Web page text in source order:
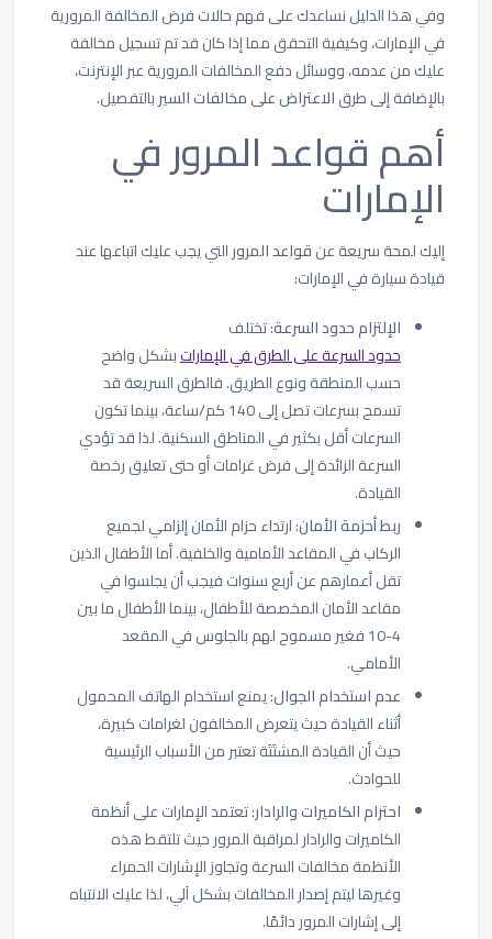
وفي هذا الدليل نساعدك على فهم حالات فرض المخالفة المرورية
في الإمارات، وكيفية التحقق مما إذا كان قد تم تسجيل مخالفة
عليك من عدمه، ووسائل دفع المخالفات المرورية عبر الإنترنت،
بالإضافة إلى طرقالاعتراض على مخالفات السيربالتفصيل.
أهم قواعد المرور في
الإمارات
إليك لمحة سريعة عنقواعد المرورالتي يجب عليك اتباعها عند
قيادة سيارة في الإمارات:
الإلتزام حدود السرعة: تختلف
حدود السرعة على الطرق في الإماراتبشكل واضح
حسب المنطقة ونوع الطريق. فالطرق السريعة قد
تسمح بسرعات تصل إلى 140 كم/ساعة، بينما تكون
السرعات أقل بكثير في المناطق السكنية. لذا قد تؤدي
السرعة الزائدة إلى فرض غرامات أو حتى تعليق رخصة
القيادة.
ربط أحزمة الأمان: ارتداء حزام الأمان إلزامي لجميع
الركاب في المقاعد الأمامية والخلفية. أما الأطفال الذين
تقل أعمارهم عن أربع سنوات فيجب أن يجلسوا في
مقاعد الأمان المخصصة للأطفال، بينما الأطفال ما بين
4-10 فغير مسموح لهم بالجلوس في المقعد
الأمامي.
عدم استخدام الجوال: يمنع استخدام الهاتف المحمول
أثناء القيادة حيث يتعرض المخالفون لغرامات كبيرة،
حيث أن القيادة المشتَتَة تعتبر من الأسباب الرئيسية
للحوادث.
احترام الكاميرات والرادار: تعتمد الإمارات على أنظمة
الكاميرات والرادار لمراقبة المرور حيث تلتقط هذه
الأنظمة مخالفات السرعة وتجاوز الإشارات الحمراء
وغيرها ليتم إصدار المخالفات بشكل آلي، لذا عليك الانتباه
إلى إشارات المرور دائمًا.